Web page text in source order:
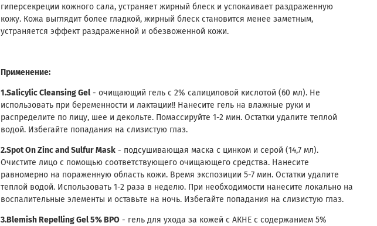
гиперсекреции кожного сала, устраняет жирный блеск и успокаивает раздраженную
кожу. Кожа выглядит более гладкой, жирный блеск становится менее заметным,
устраняется эффект раздраженной и обезвоженной кожи.
Применение:
1.Salicylic Cleansing Gel - очищающий гель с 2% салициловой кислотой (60 мл). Не
использовать при беременности и лактации!! Нанесите гель на влажные руки и
распределите по лицу, шее и декольте. Помассируйте 1-2 мин. Остатки удалите теплой
водой. Избегайте попадания на слизистую глаз.
2.Spot On Zinc and Sulfur Mask - подсушивающая маска с цинком и серой (14,7 мл).
Очистите лицо с помощью соответствующего очищающего средства. Нанесите
равномерно на пораженную область кожи. Время экспозиции 5-7 мин. Остатки удалите
теплой водой. Использовать 1-2 раза в неделю. При необходимости нанесите локально на
воспалительные элементы и оставьте на ночь. Избегайте попадания на слизистую глаз.
3.Blemish Repelling Gel 5% BPO - гель для ухода за кожей с АКНЕ с содержанием 5%